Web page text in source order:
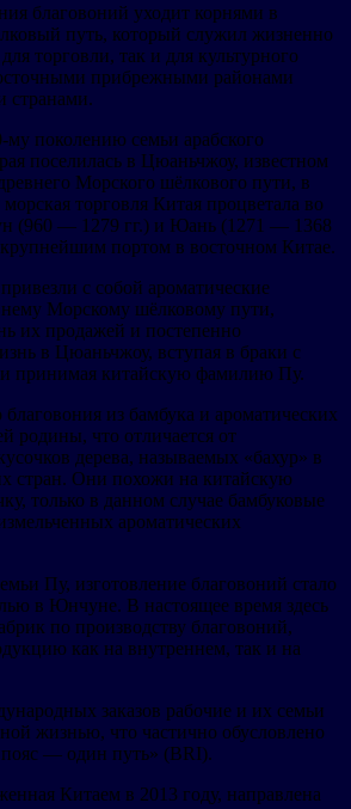
благовоний уходит корнями в
путь, который служил жизненно
торговли, так и для культурного
прибрежными районами
странами.
поколению семьи арабского
поселилась в Цюаньчжоу, известном
Морского шёлкового пути, в
торговля Китая процветала во
(960 — 1279 гг.) и Юань (1271 — 1368
портом в восточном Китае.
с собой ароматические
Морскому шёлковому пути,
их продажей и постепенно
в Цюаньчжоу, вступая в браки с
принимая китайскую фамилию Пу.
из бамбука и ароматических
родины, что отличается от
дерева, называемых «бахур» в
стран. Они похожи на китайскую
только в данном случае бамбуковые
ароматических
Пу, изготовление благовоний стало
в Юнчуне. В настоящее время здесь
по производству благовоний,
как на внутреннем, так и на
заказов рабочие и их семьи
жизнью, что частично обусловлено
— один путь» (BRI).
Китаем в 2013 году, направлена